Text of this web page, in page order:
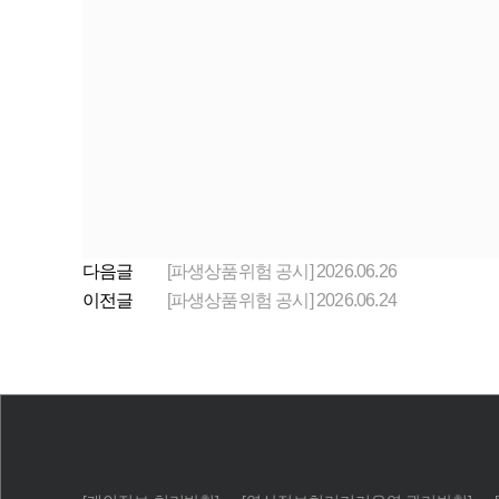
다음글
[파생상품위험 공시] 2026.06.26
이전글
[파생상품위험 공시] 2026.06.24